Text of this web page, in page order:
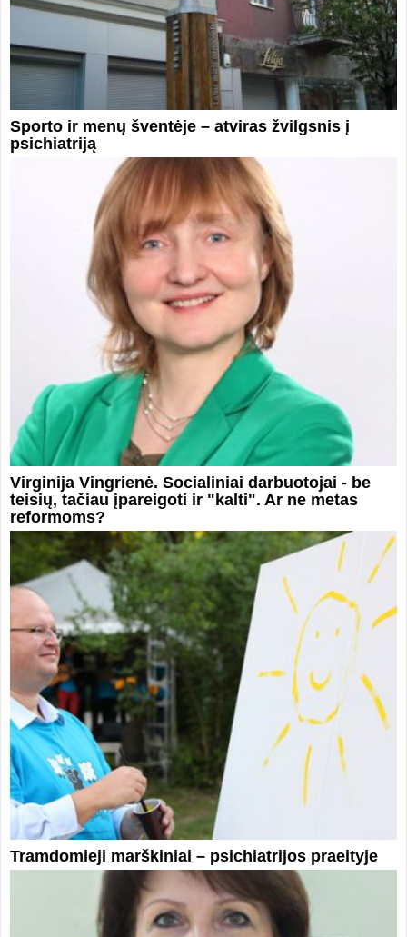
Sporto ir menų šventėje – atviras žvilgsnis į
psichiatriją
Virginija Vingrienė. Socialiniai darbuotojai - be
teisių, tačiau įpareigoti ir "kalti". Ar ne metas
reformoms?
Tramdomieji marškiniai – psichiatrijos praeityje